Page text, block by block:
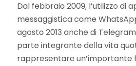
Dal febbraio 2009, l’utilizzo di
messaggistica come
agosto 2013 anche di
parte integrante della vita
rappresentare un’importante